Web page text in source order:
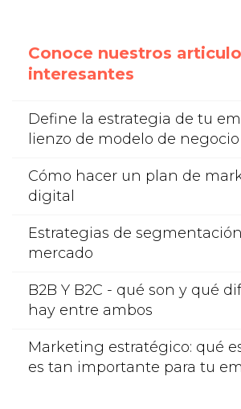
Conoce nuestros
interesantes
Define la estrategia de tu
lienzo de modelo de negocio
Cómo hacer un plan de
digital
Estrategias de
mercado
B2B Y B2C - qué son y qué
hay entre ambos
Marketing estratégico: qué
es tan importante para tu